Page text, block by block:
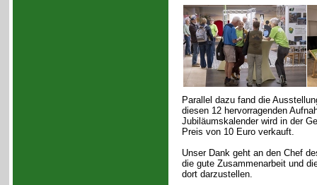
Parallel dazu fand die
diesen 12 hervorragenden
Jubiläumskalender wird in der
Preis von 10 Euro verkauft.
Unser Dank geht an den Chef
die gute Zusammenarbeit und
dort darzustellen.